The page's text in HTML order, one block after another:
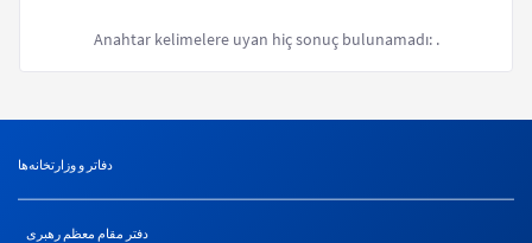
Anahtar kelimelere uyan hiç sonuç bulunamadı: .
دفاتر و وزارتخانه‌ها
دفتر مقام معظم رهبری